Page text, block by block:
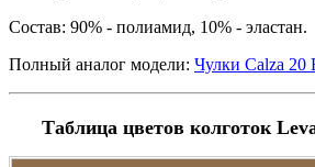
Состав: 90% - полиамид, 10% - эластан.
Полный аналог модели: Чулки Calza 20
Таблица цветов колготок